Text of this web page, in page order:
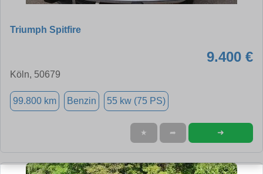
Triumph Spitfire
9.400 €
Köln, 50679
99.800 km Benzin 55 kw (75 PS)
★ ➦ ➜